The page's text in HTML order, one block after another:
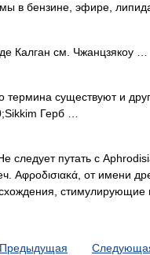
в бензине, эфире,
Калган см. Чжанцзякоу …
термина существуют и
Герб …
следует путать с
Αφροδισιακά, от имени
стимулирующие
Предыдущая